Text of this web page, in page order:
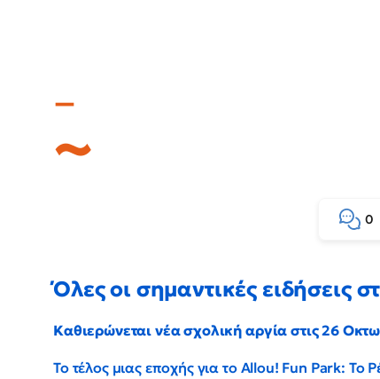
0
Όλες οι σημαντικές ειδήσεις
Καθιερώνεται νέα σχολική αργία στις 26
Το τέλος μιας εποχής για το Allou! Fun Park: Το